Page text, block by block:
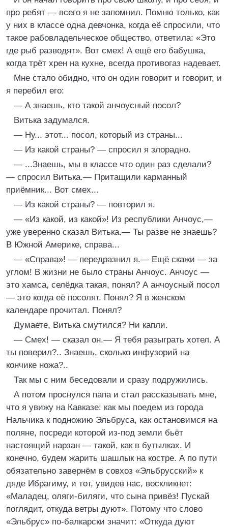
про ребят — всего я не запомнил. Помню только, как
у них в классе одна девчонка, когда её спросили, что
такое рабовладельческое общество, ответила: «Это
где рыб разводят». Вот смех! А ещё его бабушка,
когда трёт хрен на кухне, всегда противогаз надевает.
Мне стало обидно, что он один говорит и говорит, и
я перебил его:
— А знаешь, кто такой анчоусный посол?
Витька задумался.
— Ну... этот... посол, который из страны...
— Из какой страны? — спросил я злорадно.
— ...Знаешь, мы в классе что один раз сделали?
— спросил Витька.— Притащили карманный
приёмник... Вот смех...
— Из какой страны? — повторил я.
— «Из какой, из какой»! Из республики Анчоус,—
уже уверенно сказал Витька.— Ты разве не знаешь?
В Южной Америке, справа...
— «Справа»! — передразнил я.— Ещё скажи — за
углом! В жизни не было страны Анчоус. Анчоус —
это хамса, селёдка такая, понял? А анчоусный посол
— это когда её посолят. Понял? Я в женском
календаре прочитал. Понял?
Думаете, Витька смутился? Ни капли.
— Смех! — сказал он.— Я тебя разыграть хотел. А
ты поверил?.. Знаешь, сколько инфузорий на
кончике ножа?..
Так мы с ним беседовали и сразу подружились.
А потом проснулся папа и стал рассказывать мне,
что я увижу на Кавказе: как мы поедем из города
Нальчика к подножию Эльбруса, как остановимся на
поляне, посреди которой из-под земли бьёт
настоящий нарзан — такой, как в бутылках. И
конечно, будем жарить шашлык на костре. А по пути
обязательно завернём в совхоз «Эльбрусский» к
дяде Ибрагиму, и тот, увидев нас, воскликнет:
«Маладец, оляги-биляги, что сына привёз! Пускай
поглядит, откуда ветры дуют». Потому что слово
«Эльбрус» по-балкарски значит: «Откуда дуют